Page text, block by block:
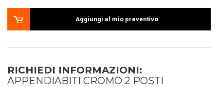
Aggiungi al mio preventivo
RICHIEDI INFORMAZIONI:
APPENDIABITI CROMO 2 POSTI